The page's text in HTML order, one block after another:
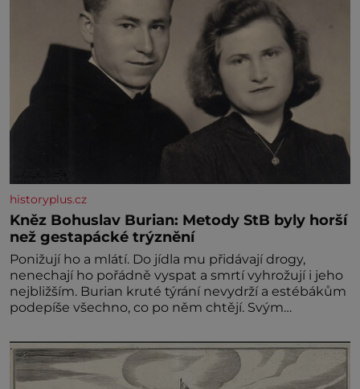
historyplus.cz
Kněz Bohuslav Burian: Metody StB byly horší
než gestapácké trýznění
Ponižují ho a mlátí. Do jídla mu přidávají drogy,
nenechají ho pořádně vyspat a smrtí vyhrožují i jeho
nejbližším. Burian kruté týrání nevydrží a estébákům
podepíše všechno, co po něm chtějí. Svým
výslechů nikdo nevyvíjel fyzický ani psychický nátlak.
Syn brněnského řezníka chce být knězem a